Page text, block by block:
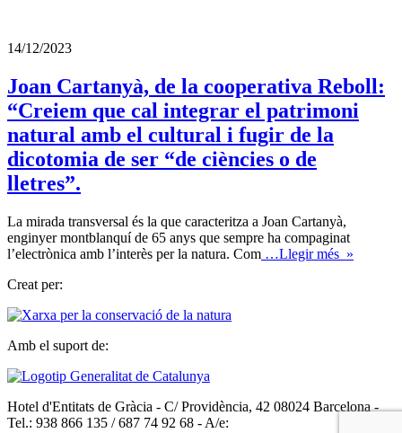
14/12/2023
Joan Cartanyà, de la cooperativa Reboll:
“Creiem que cal integrar el patrimoni
natural amb el cultural i fugir de la
dicotomia de ser “de ciències o de
lletres”.
La mirada transversal és la que caracteritza a Joan Cartanyà,
enginyer montblanquí de 65 anys que sempre ha compaginat
l’electrònica amb l’interès per la natura. Com …Llegir més »
Creat per:
Amb el suport de:
Hotel d'Entitats de Gràcia - C/ Providència, 42 08024 Barcelona -
Tel.: 938 866 135 / 687 74 92 68 - A/e: